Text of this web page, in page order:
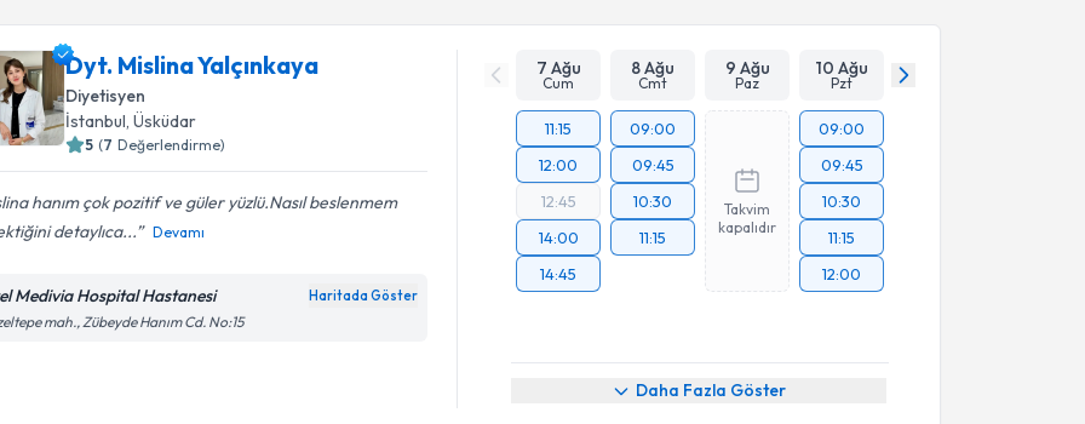
Dyt. Mislina Yalçınkaya
Diyetisyen
İstanbul, Üsküdar
5 (7 Değerlendirme)
hanım çok pozitif ve güler yüzlü.Nasıl beslenmem
detaylıca...
Devamı
Medivia Hospital Hastanesi Haritada Göster
mah., Zübeyde Hanım Cd. No:15
7 Ağu
Cum
8 Ağu
Cmt
9 Ağu
Paz
10 Ağu
Pzt
11:15
12:00
12:45
14:00
14:45
09:00
09:45
10:30
11:15
Takvim
kapalıdır
09:00
09:45
10:30
11:15
12:00
Daha Fazla Göster
Randevu Takvimi Talebi